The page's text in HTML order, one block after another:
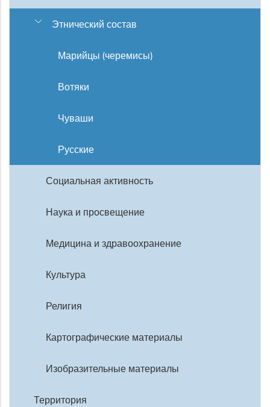
Этнический состав
Марийцы (черемисы)
Вотяки
Чуваши
Русские
Социальная активность
Наука и просвещение
Медицина и здравоохранение
Культура
Религия
Картографические материалы
Изобразительные материалы
Территория